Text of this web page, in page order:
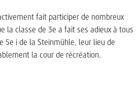
fait participer de nombreux
la classe de 3e a fait ses adieux à tous
5e i de la Steinmühle, leur lieu de
la cour de récréation.